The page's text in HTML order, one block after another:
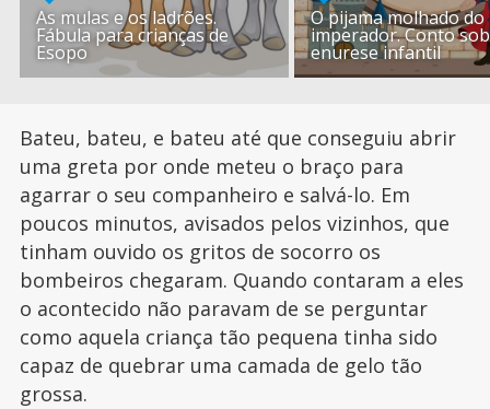
As mulas e os ladrões.
Fábula para crianças de
Esopo
O pijama molhado do
imperador. Conto
enurese infantil
Bateu, bateu, e bateu até que conseguiu abrir
uma greta por onde meteu o braço para
agarrar o seu companheiro e salvá-lo. Em
poucos minutos, avisados pelos vizinhos, que
tinham ouvido os gritos de socorro os
bombeiros chegaram. Quando contaram a eles
o acontecido não paravam de se perguntar
como aquela criança tão pequena tinha sido
capaz de quebrar uma camada de gelo tão
grossa.